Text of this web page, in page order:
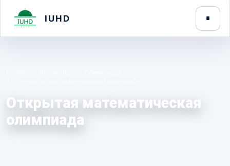
IUHD
Открытая математическая
олимпиада